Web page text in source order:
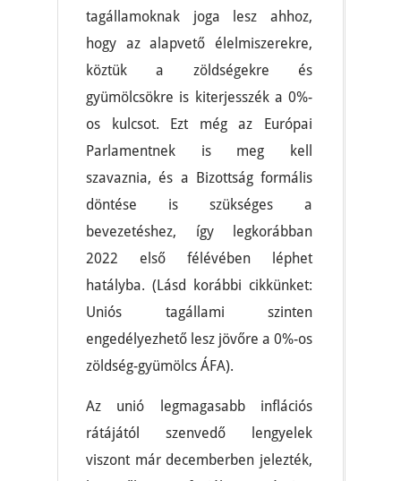
tagállamoknak joga lesz ahhoz,
hogy az alapvető élelmiszerekre,
köztük a zöldségekre és
gyümölcsökre is kiterjesszék a 0%-
os kulcsot. Ezt még az Európai
Parlamentnek is meg kell
szavaznia, és a Bizottság formális
döntése is szükséges a
bevezetéshez, így legkorábban
2022 első félévében léphet
hatályba. (Lásd korábbi cikkünket:
Uniós tagállami szinten
engedélyezhető lesz jövőre a 0%-os
zöldség-gyümölcs ÁFA).
Az unió legmagasabb inflációs
rátájától szenvedő lengyelek
viszont már decemberben jelezték,